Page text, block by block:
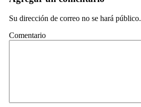
Su dirección de correo no se hará público.
Comentario